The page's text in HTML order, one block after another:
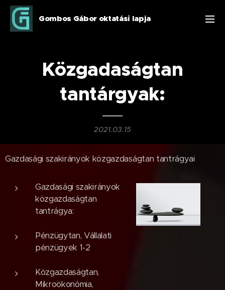
Gombos Gábor oktatási lapja
Közgadaságtan
tantárgyak:
2021.03.15
Gazdasági szakirányok közgazdaságtan tantrágyai
Gazdasági szakirányok
közgazdaságtan
tantrágya:
Pénzügytan, Vállalati
pénzügyek 1-2
Közgazdaságtan,
Mikroökonómia,